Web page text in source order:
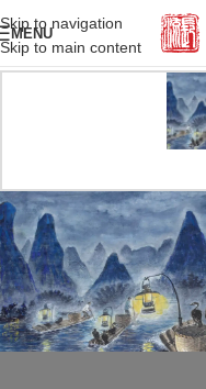
Skip to navigation
Skip to main content
MENU